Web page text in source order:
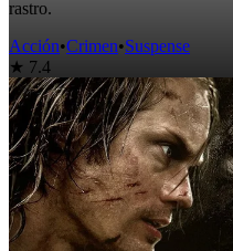
rastro.
Acción•Crimen•Suspense
★ 7.4